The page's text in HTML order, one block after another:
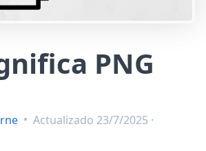
PNG
• Actualizado 23/7/2025 ·